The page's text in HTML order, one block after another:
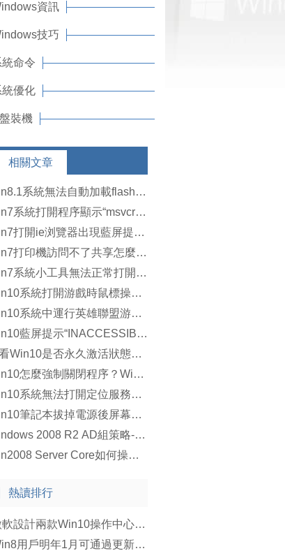
資訊
技巧
統命令
統優化
裝機
相關文章
Win8.1系統無法自動加載flash插件如何解決？
Win7系統打開程序顯示“msvcrtd.dll丟失無法啟動程序”怎麼解決
Win7打開ie浏覽器出現藍屏提示“錯誤代碼c0000145”如何解決？
Win7打印機訪問不了共享怎麼辦？
Win7系統小工具無法正常打開如何解決？
Win10系統打開游戲時鼠標操作延遲了怎麼解決？
Win10系統中運行英雄聯盟游戲崩潰、閃退問題怎麼解決？
Win10藍屏提示“INACCESSIBLE_BOOT_DEVICE”怎麼處理？
查看Win10是否永久激活狀態的方法
Win10怎麼強制關閉程序？Win10強行關閉電腦程序的方法
Win10系統無法打開定位服務怎麼辦？
Win10筆記本拔掉電源後屏幕變暗如何解決？
Windows 2008 R2 AD組策略-統一域用戶桌面背景詳細圖文教程
Win2008 Server Core如何操作？5個步驟學會Win2008 Server Core操作
熱讀排行
微軟設計兩款Win10操作中心通知動態展示效果圖 兩種設計你來選
Win8用戶明年1月可通過更新裝上Win10消費預覽版